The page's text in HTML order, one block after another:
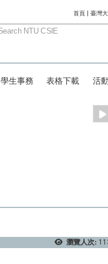
首頁| 臺灣
學生事務 表格下載 活
瀏覽人次: